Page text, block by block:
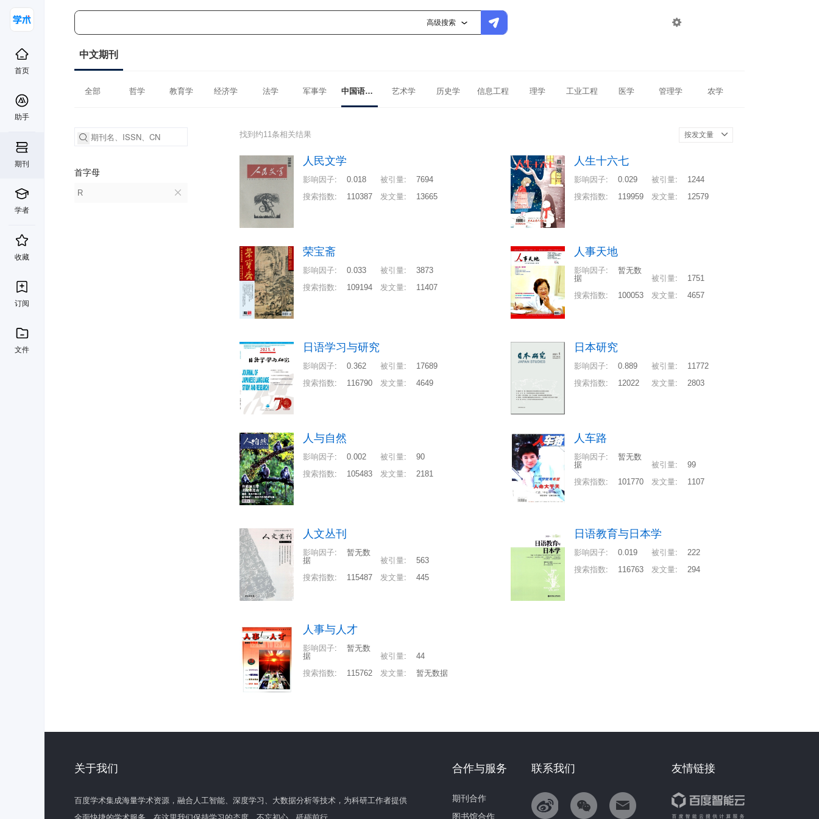
高级搜索 
首页
助手
期刊
学者
收藏
订阅
文件
中文期刊
全部 哲学 教育学 经济学 法学 军事学 中国语言文学 艺术学 历史学 信息工程 理学 工业工程 医学 管理学 农学
首字母
R
找到约11条相关结果 按发文量
人民文学
影响因子: 0.018 被引量:
7694
搜索指数: 110387 发文量: 13665
人生十六七
影响因子: 0.029 被引量:
1244
搜索指数: 119959 发文量: 12579
荣宝斋
影响因子: 0.033 被引量:
3873
搜索指数: 109194 发文量: 11407
人事天地
影响因子:
暂无数
据
被引量:
1751
搜索指数: 100053 发文量: 4657
日语学习与研究
影响因子: 0.362 被引量:
17689
搜索指数: 116790 发文量: 4649
日本研究
影响因子: 0.889 被引量:
11772
搜索指数: 12022 发文量: 2803
人与自然
影响因子: 0.002 被引量:
90
搜索指数: 105483 发文量: 2181
人车路
影响因子:
暂无数
据
被引量:
99
搜索指数: 101770 发文量: 1107
人文丛刊
影响因子:
暂无数
据
被引量:
563
搜索指数: 115487 发文量: 445
日语教育与日本学
影响因子: 0.019 被引量:
222
搜索指数: 116763 发文量: 294
人事与人才
影响因子:
暂无数
据
被引量:
44
搜索指数: 115762 发文量: 暂无数据
关于我们
百度学术集成海量学术资源，融合人工智能、深度学习、大数据分析等技术，为科研工作者提供
友情链接
联系我们
合作与服务
期刊合作
图书馆合作